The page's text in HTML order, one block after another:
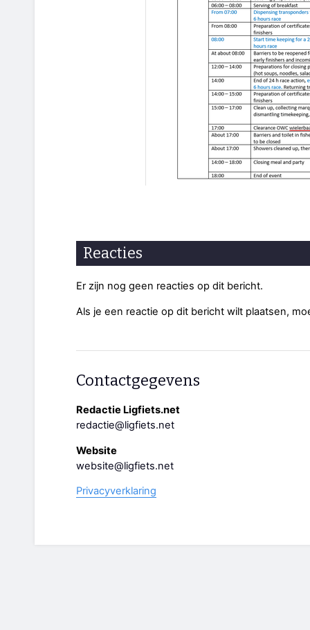
Reacties
Er zijn nog geen reacties op dit bericht.
Als je een reactie op dit bericht wilt plaatsen,
Contactgegevens
Redactie Ligfiets.net
redactie@ligfiets.net
Website
website@ligfiets.net
Privacyverklaring